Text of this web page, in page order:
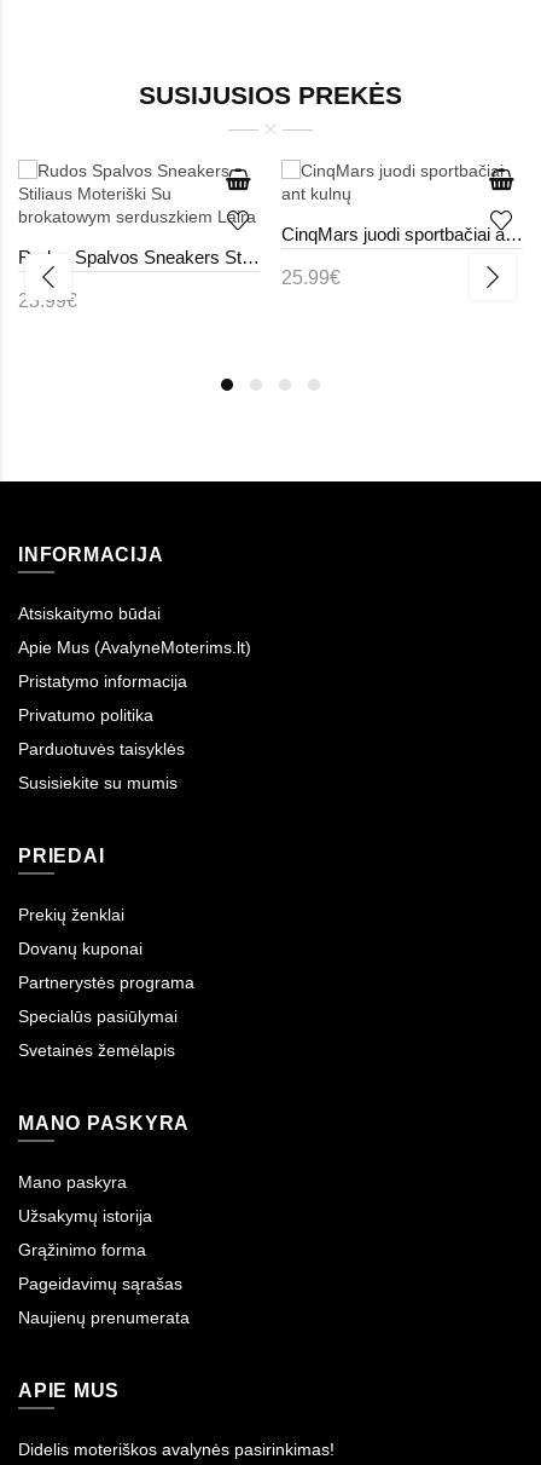
SUSIJUSIOS PREKĖS
Rudos Spalvos Sneakers Stiliaus Moteriški Su brokatowym serduszkiem Laira
23.99€
CinqMars juodi sportbačiai ant kulnų
25.99€
INFORMACIJA
Atsiskaitymo būdai
Apie Mus (AvalyneMoterims.lt)
Pristatymo informacija
Privatumo politika
Parduotuvės taisyklės
Susisiekite su mumis
PRIEDAI
Prekių ženklai
Dovanų kuponai
Partnerystės programa
Specialūs pasiūlymai
Svetainės žemėlapis
MANO PASKYRA
Mano paskyra
Užsakymų istorija
Grąžinimo forma
Pageidavimų sąrašas
Naujienų prenumerata
APIE MUS
Didelis moteriškos avalynės pasirinkimas!